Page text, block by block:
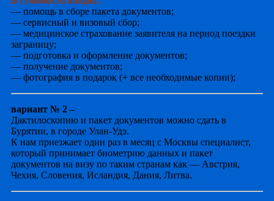
— помощь в сборе пакета документов;
— сервисный и визовый сбор;
— медицинское страхование заявителя на период поездки
заграницу;
— подготовка и оформление документов;
— получение документов;
— фотография в подарок (+ все необходимые копии);
вариант № 2 –
Дактилоскопию и пакет документов можно сдать в
Бурятии, в городе Улан-Удэ.
К нам приезжает один раз в месяц с Москвы специалист,
который принимает биометрию данных и пакет
документов на визу по таким странам как — Австрия,
Чехия, Словения, Исландия, Дания, Литва.